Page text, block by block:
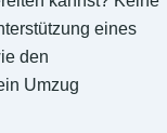
eines
den
Umzug